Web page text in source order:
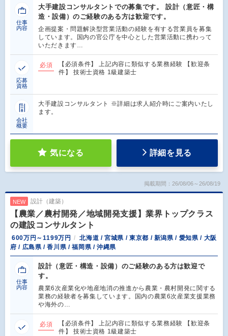
仕事
内容
大手建設コンサルタントでの募集です。 設計（意匠・構
造・設備）のご経験のある方は歓迎です。
企画提案・問題解決型営業活動の経験を有する営業員を募集
しています。国内の官公庁を中心とした営業活動に携わって
いただきます…
応募
資格
必須
【必須条件】 上記内容に類似する業務経験 【歓迎条
件】 技術士資格 1級建築士
会社
概要
大手建設コンサルタント ※詳細は求人紹介時にご案内いたし
ます。
気になる 詳細を見る
掲載期間：26/08/06～26/08/19
NEW 設計（建築）
【農業／農村開発／地域開発支援】業界トップクラス
の建設コンサルタント
600万円～1199万円
北海道 / 宮城県 / 東京都 / 新潟県 / 愛知県 / 大阪
府 / 広島県 / 香川県 / 福岡県 / 沖縄県
仕事
内容
設計（意匠・構造・設備）のご経験のある方は歓迎で
す。
農業6次産業化や地産地消の推進から農業・農村開発に関する
業務の経験者を募集しています。国内の農業6次産業支援業務
や海外の…
必須
【必須条件】 上記内容に類似する業務経験 【歓迎条
件】 技術士資格 1級建築士